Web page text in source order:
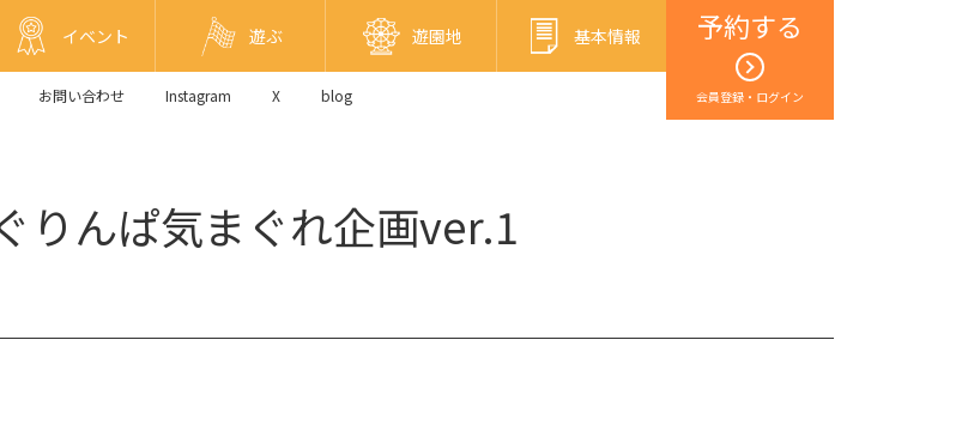
予約する
会員登録・ログイン
イベント 遊ぶ 遊園地 基本情報
お問い合わせ Instagram X blog
りんぱ気まぐれ企画ver.1